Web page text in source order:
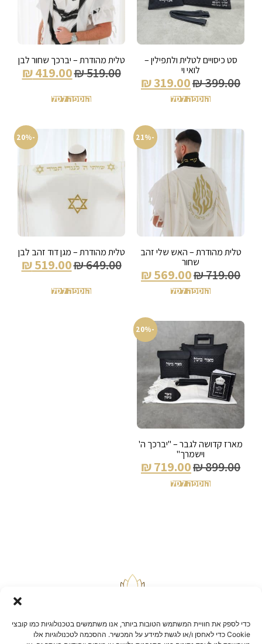
כדי לספק את חוויית המשתמש הטובות ביותר, אנו משתמשים בטכנולוגיות כמו קובצי
Cookie כדי לאחסן ו/או לגשת למידע על המכשיר. ההסכמה לטכנולוגיות אלו
סט כיסויים לטלית ולתפילין –
לואי וי
₪399.00
₪319.00
הוספה לסל
טלית מהודרת – יברכך שחור לבן
₪519.00
₪419.00
הוספה לסל
-21%
טלית מהודרת – האש שלי זהב
שחור
₪719.00
₪569.00
הוספה לסל
-20%
טלית מהודרת – מגן דוד זהב לבן
₪649.00
₪519.00
הוספה לסל
-20%
מארז קדושה לגבר – "יברכך ה'
וישמרך"
₪899.00
₪719.00
הוספה לסל